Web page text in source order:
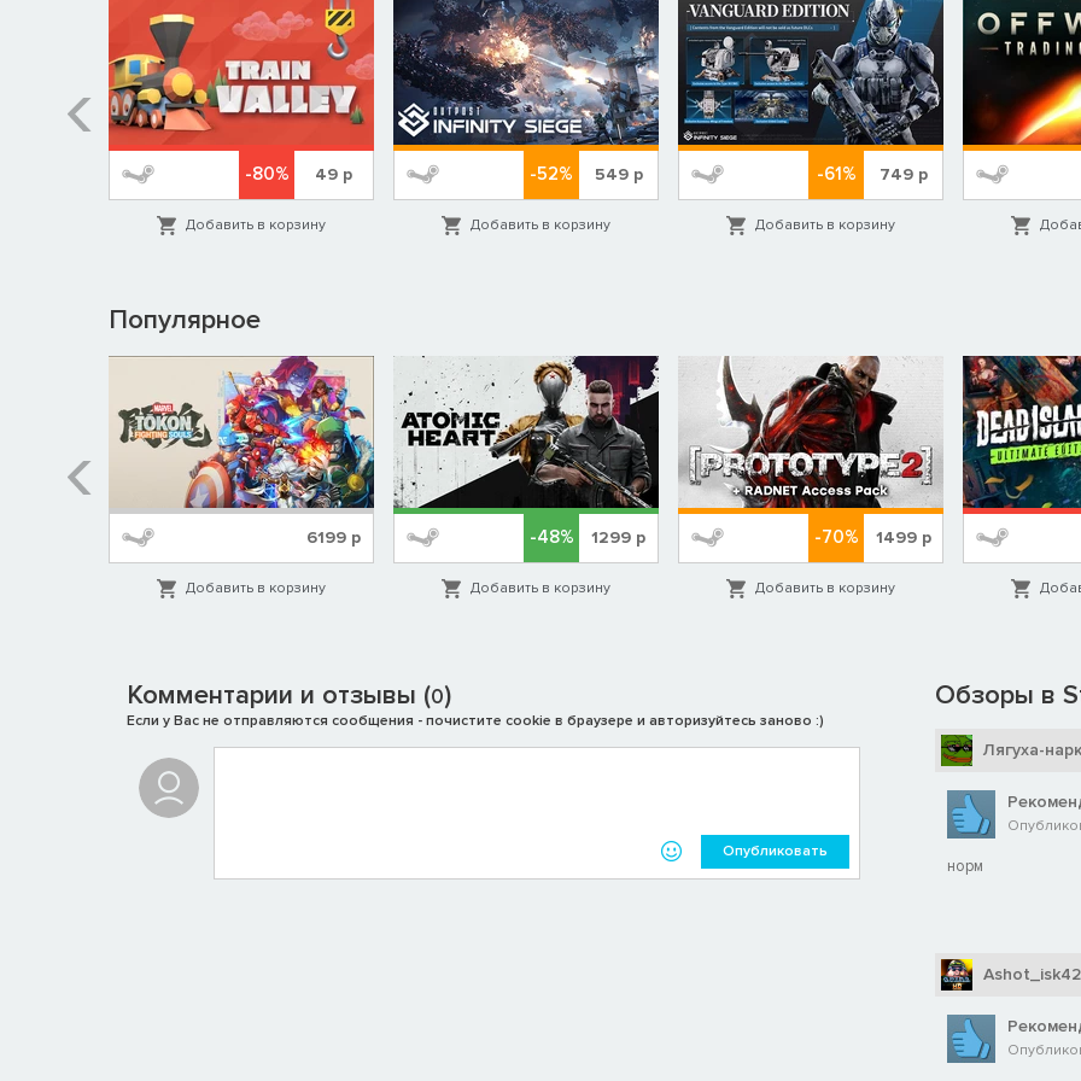
-80% 49 р
Добавить в корзину
-52% 549р
Добавить в корзину
-61% 749р
Добавить в корзину
Популярное
6199 р
Добавить в корзину
-48% 1299 р
Добавить в корзину
-70% 1499р
Добавить в корзину
Комментарии и отзывы (0)
Если у Вас не отправляются сообщения - почистите cookie в браузере и авторизуйтесь заново :)
Опубликовать
Обзоры в
Лягуха-
норм
Ashot_isk42